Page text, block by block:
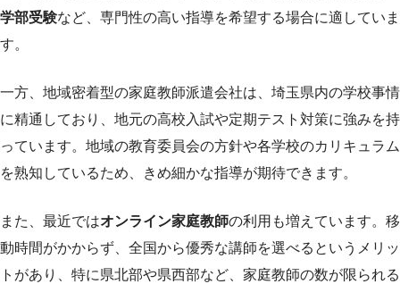
学部受験など、専門性の高い指導を希望する場合に適していま
す。
一方、地域密着型の家庭教師派遣会社は、埼玉県内の学校事情
に精通しており、地元の高校入試や定期テスト対策に強みを持
っています。地域の教育委員会の方針や各学校のカリキュラム
を熟知しているため、きめ細かな指導が期待できます。
また、最近ではオンライン家庭教師の利用も増えています。移
動時間がかからず、全国から優秀な講師を選べるというメリッ
トがあり、特に県北部や県西部など、家庭教師の数が限られる